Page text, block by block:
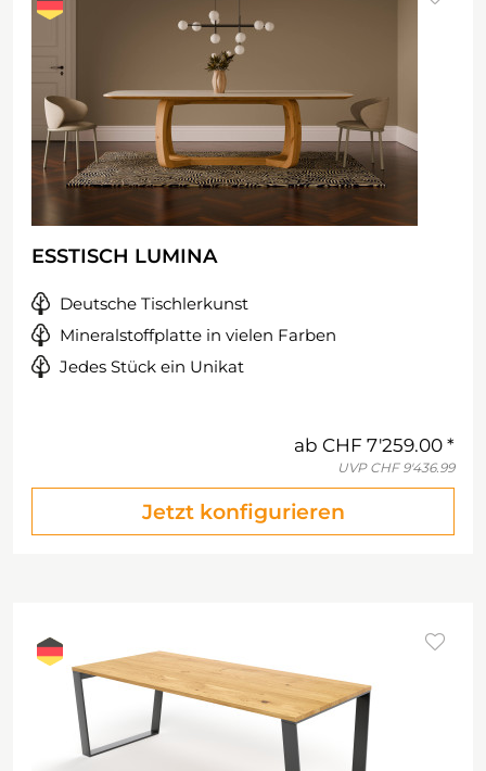
ESSTISCH LUMINA
Deutsche Tischlerkunst
Mineralstoffplatte in vielen Farben
Jedes Stück ein Unikat
ab CHF 7'259.00
UVP CHF 9'436.99
Jetzt konfigurieren